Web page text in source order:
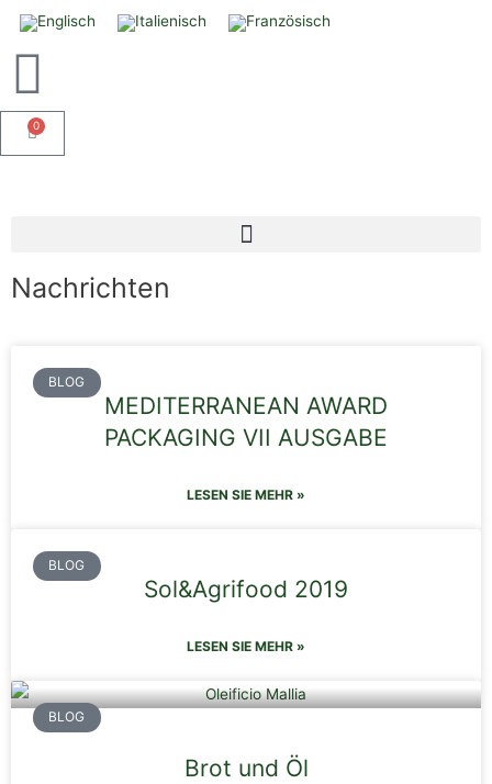
0
Nachrichten
BLOG
MEDITERRANEAN AWARD
PACKAGING VII AUSGABE
LESEN SIE MEHR »
BLOG
Sol&Agrifood 2019
LESEN SIE MEHR »
BLOG
Brot und Öl